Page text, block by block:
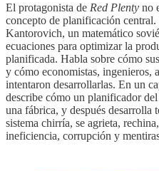
El protagonista de Red Plenty no
concepto de planificación
Kantorovich, un matemático
ecuaciones para optimizar la
planificada. Habla sobre cómo
y cómo economistas, ingenieros,
intentaron desarrollarlas. En un
describe cómo un planificador del
una fábrica, y después desarrolla
sistema chirría, se agrieta,
ineficiencia, corrupción y